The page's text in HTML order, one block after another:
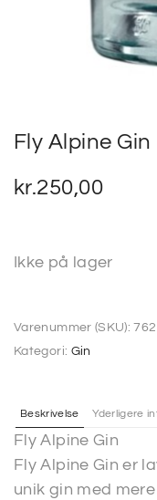
Fly Alpine Gin
kr.250,00
Ikke på lager
Varenummer (SKU):
Kategori: Gin
Beskrivelse Yderligere
Fly Alpine Gin
Fly Alpine Gin er
unik gin med